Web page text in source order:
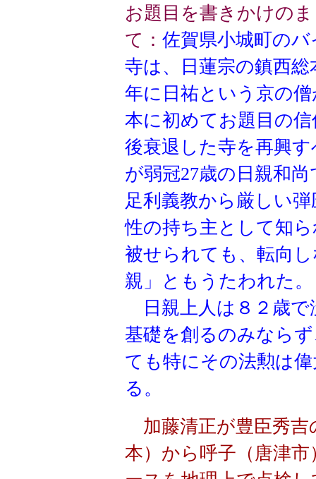
お題目を書きかけの
て： 佐賀県小城町の
寺は、日蓮宗の鎮西
年に日祐という京の
本に初めてお題目の
後衰退した寺を再興
が弱冠27歳の日親和
足利義教から厳しい
性の持ち主として知
被せられても、転向
親」ともうたわれた
日親上人は８２歳
基礎を創るのみなら
ても特にその法勲は
る。
加藤清正が豊臣秀
本）から呼子（唐津